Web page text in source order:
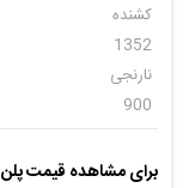
کشنده
1352
نارنجی
900
برای مشاهده قیمت